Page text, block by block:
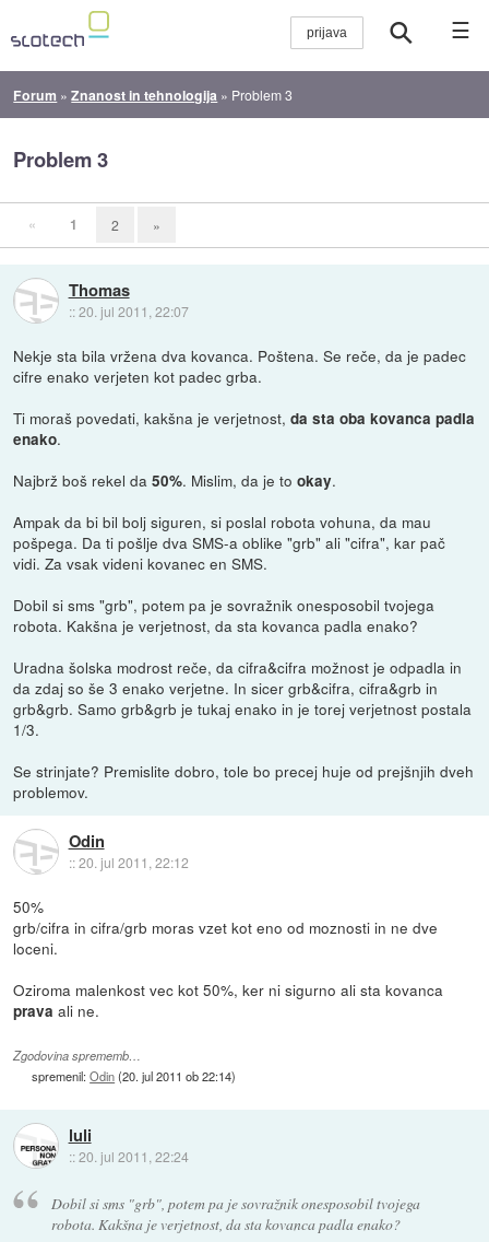
☰
Forum »Znanost in tehnologija » Problem 3
Problem 3
« 1 2 »
Thomas
::20. jul 2011, 22:07
Nekje sta bila vržena dva kovanca. Poštena. Se reče, da je padec
cifre enako verjeten kot padec grba.
Ti moraš povedati, kakšna je verjetnost,da sta oba kovanca padla
enako.
Najbrž boš rekel da50%. Mislim, da je tookay.
Ampak da bi bil bolj siguren, si poslal robota vohuna, da mau
pošpega. Da ti pošlje dva SMS-a oblike "grb" ali "cifra", kar pač
vidi. Za vsak videni kovanec en SMS.
Dobil si sms "grb", potem pa je sovražnik onesposobil tvojega
robota. Kakšna je verjetnost, da sta kovanca padla enako?
Uradna šolska modrost reče, da cifra&cifra možnost je odpadla in
da zdaj so še 3 enako verjetne. In sicer grb&cifra, cifra&grb in
grb&grb. Samo grb&grb je tukaj enako in je torej verjetnost postala
1/3.
Se strinjate? Premislite dobro, tole bo precej huje od prejšnjih dveh
problemov.
Odin
::20. jul 2011, 22:12
50%
grb/cifra in cifra/grb moras vzet kot eno od moznosti in ne dve
loceni.
Oziroma malenkost vec kot 50%, ker ni sigurno ali sta kovanca
prava ali ne.
Zgodovina sprememb…
spremenil:Odin(20. jul 2011 ob 22:14)
luli
::20. jul 2011, 22:24
Dobil si sms "grb", potem pa je sovražnik onesposobil tvojega
robota. Kakšna je verjetnost, da sta kovanca padla enako?